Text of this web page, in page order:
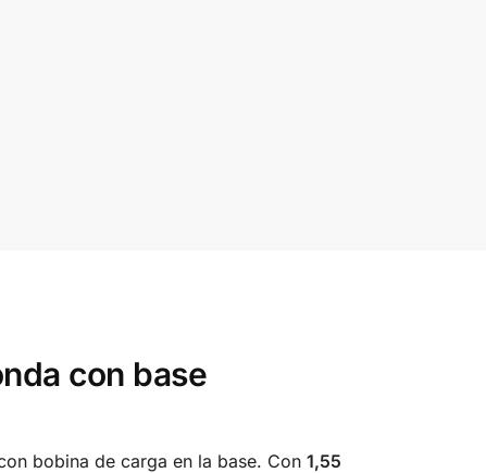
con base
bobina de carga en la base. Con 1,55